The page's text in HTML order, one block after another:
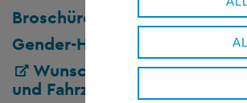
Broschüren und Flyer
Gender-Hinweis
Wunschkennzeichen,
und Fahrzeugabmeldung